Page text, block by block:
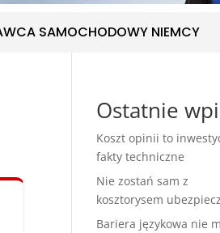
SAMOCHODOWY NIEMCY
Ostatnie
Koszt opinii to
fakty techniczne
Nie zostań sam z
kosztorysem
Bariera językowa nie